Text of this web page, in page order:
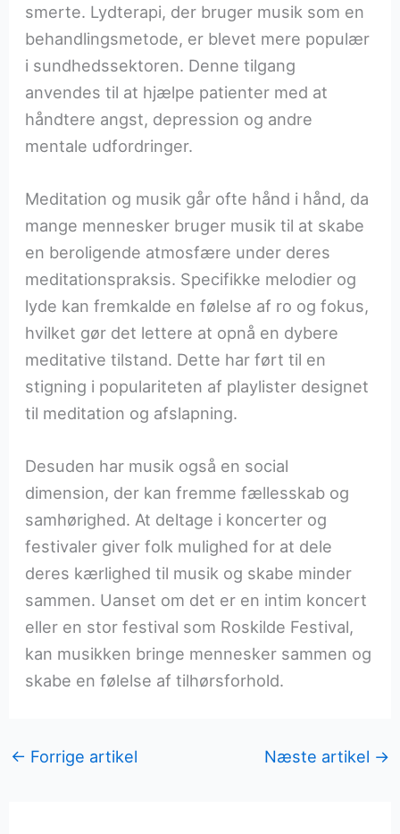
smerte. Lydterapi, der bruger musik som en
behandlingsmetode, er blevet mere populær
i sundhedssektoren. Denne tilgang
anvendes til at hjælpe patienter med at
håndtere angst, depression og andre
mentale udfordringer.
Meditation og musik går ofte hånd i hånd, da
mange mennesker bruger musik til at skabe
en beroligende atmosfære under deres
meditationspraksis. Specifikke melodier og
lyde kan fremkalde en følelse af ro og fokus,
hvilket gør det lettere at opnå en dybere
meditative tilstand. Dette har ført til en
stigning i populariteten af playlister designet
til meditation og afslapning.
Desuden har musik også en social
dimension, der kan fremme fællesskab og
samhørighed. At deltage i koncerter og
festivaler giver folk mulighed for at dele
deres kærlighed til musik og skabe minder
sammen. Uanset om det er en intim koncert
eller en stor festival som Roskilde Festival,
kan musikken bringe mennesker sammen og
skabe en følelse af tilhørsforhold.
← Forrige artikel Næste artikel →